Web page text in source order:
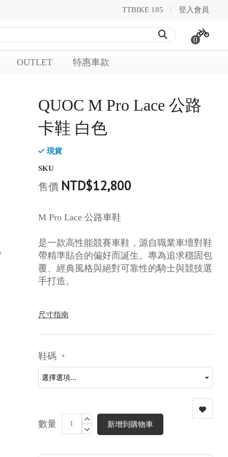
TTBIKE 185 登入會員
0
OUTLET 特惠車款
QUOC M Pro Lace 公路
卡鞋 白色
現貨
SKU
售價 NTD$12,800
M Pro Lace 公路車鞋
是一款高性能競賽車鞋，源自職業車壇對鞋
帶精準貼合的偏好而誕生。專為追求穩固包
覆、經典風格與絕對可靠性的騎士與競技選
手打造。
尺寸指南
鞋碼
數量 新增到購物車